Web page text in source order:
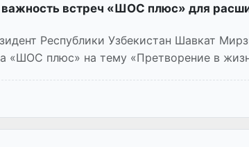
важность встреч «ШОС плюс» для
Республики Узбекистан Шавкат
«ШОС плюс» на тему «Претворение в